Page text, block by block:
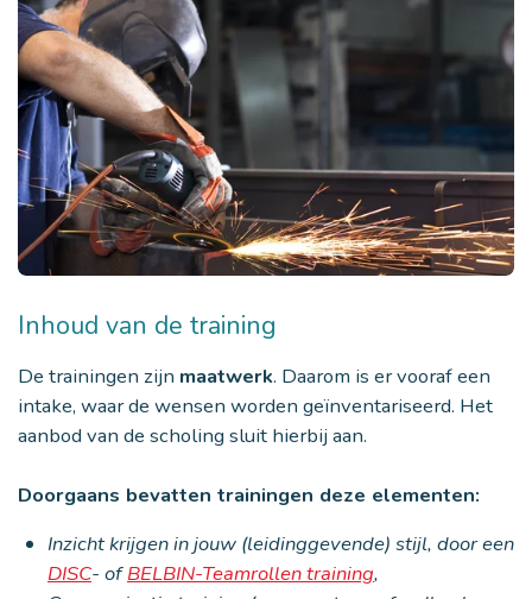
Inhoud van de training
De trainingen zijn maatwerk. Daarom is er vooraf een
intake, waar de wensen worden geïnventariseerd. Het
aanbod van de scholing sluit hierbij aan.
Doorgaans bevatten trainingen deze elementen:
Inzicht krijgen in jouw (leidinggevende) stijl, door een
DISC- ofBELBIN-Teamrollen training,